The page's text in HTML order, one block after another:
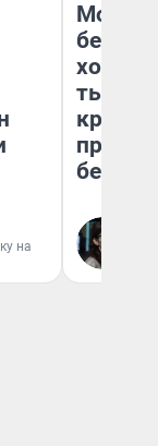
на
Мой
хотела
тысяч,